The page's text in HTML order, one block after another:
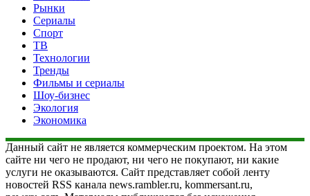
Рынки
Сериалы
Спорт
ТВ
Технологии
Тренды
Фильмы и сериалы
Шоу-бизнес
Экология
Экономика
Данный сайт не является коммерческим проектом. На этом
сайте ни чего не продают, ни чего не покупают, ни какие
услуги не оказываются. Сайт представляет собой ленту
новостей RSS канала news.rambler.ru, kommersant.ru,